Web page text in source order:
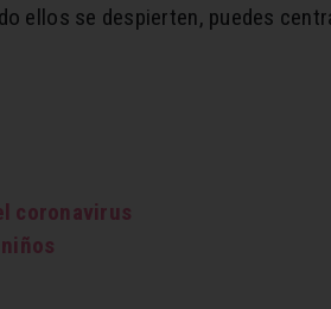
ellos se despierten, puedes
coronavirus